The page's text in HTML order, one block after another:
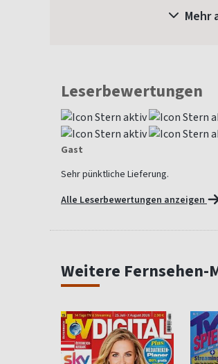
Mehr
Leserbewertungen
Gast
Sehr pünktliche Lieferung.
Alle Leserbewertungen anzeigen
Weitere Fernsehen-